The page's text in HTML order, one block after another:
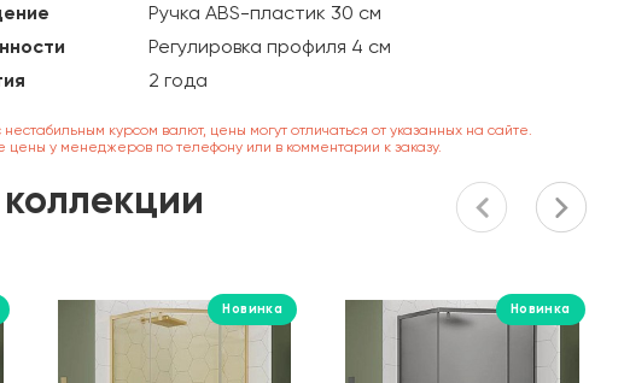
Ручка ABS-пластик 30 см
Регулировка профиля 4 см
2 года
нестабильным курсом валют, цены могут отличаться от указанных на сайте.
цены у менеджеров по телефону или в комментарии к заказу.
Новинка Новинка